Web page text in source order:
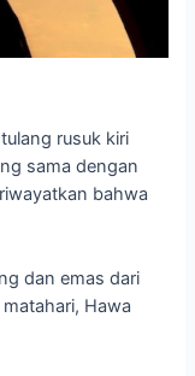
rusuk kiri
sama dengan
bahwa
dan emas dari
Hawa